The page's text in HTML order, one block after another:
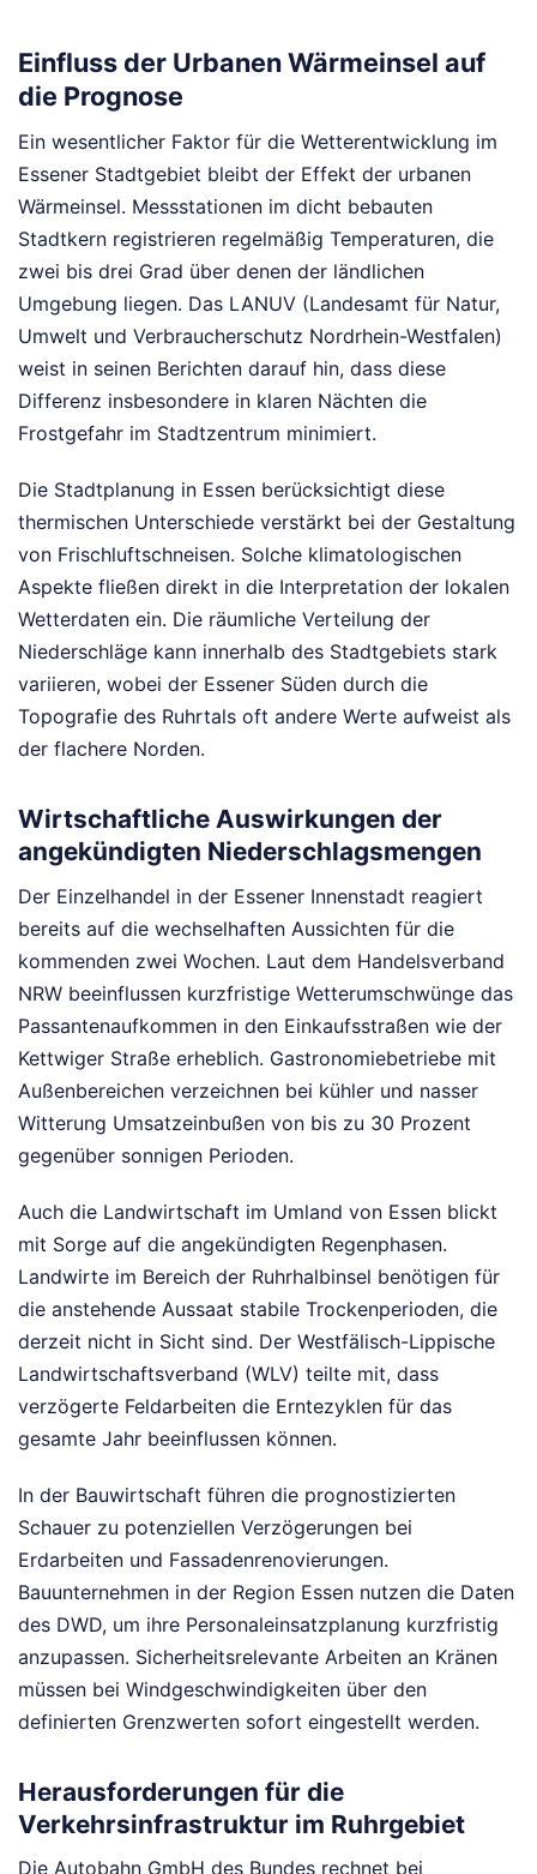
Einfluss der Urbanen Wärmeinsel auf
die Prognose
Ein wesentlicher Faktor für die Wetterentwicklung im
Essener Stadtgebiet bleibt der Effekt der urbanen
Wärmeinsel. Messstationen im dicht bebauten
Stadtkern registrieren regelmäßig Temperaturen, die
zwei bis drei Grad über denen der ländlichen
Umgebung liegen. Das LANUV (Landesamt für Natur,
Umwelt und Verbraucherschutz Nordrhein-Westfalen)
weist in seinen Berichten darauf hin, dass diese
Differenz insbesondere in klaren Nächten die
Frostgefahr im Stadtzentrum minimiert.
Die Stadtplanung in Essen berücksichtigt diese
thermischen Unterschiede verstärkt bei der Gestaltung
von Frischluftschneisen. Solche klimatologischen
Aspekte fließen direkt in die Interpretation der lokalen
Wetterdaten ein. Die räumliche Verteilung der
Niederschläge kann innerhalb des Stadtgebiets stark
variieren, wobei der Essener Süden durch die
Topografie des Ruhrtals oft andere Werte aufweist als
der flachere Norden.
Wirtschaftliche Auswirkungen der
angekündigten Niederschlagsmengen
Der Einzelhandel in der Essener Innenstadt reagiert
bereits auf die wechselhaften Aussichten für die
kommenden zwei Wochen. Laut dem Handelsverband
NRW beeinflussen kurzfristige Wetterumschwünge das
Passantenaufkommen in den Einkaufsstraßen wie der
Kettwiger Straße erheblich. Gastronomiebetriebe mit
Außenbereichen verzeichnen bei kühler und nasser
Witterung Umsatzeinbußen von bis zu 30 Prozent
gegenüber sonnigen Perioden.
Auch die Landwirtschaft im Umland von Essen blickt
mit Sorge auf die angekündigten Regenphasen.
Landwirte im Bereich der Ruhrhalbinsel benötigen für
die anstehende Aussaat stabile Trockenperioden, die
derzeit nicht in Sicht sind. Der Westfälisch-Lippische
Landwirtschaftsverband (WLV) teilte mit, dass
verzögerte Feldarbeiten die Erntezyklen für das
gesamte Jahr beeinflussen können.
In der Bauwirtschaft führen die prognostizierten
Schauer zu potenziellen Verzögerungen bei
Erdarbeiten und Fassadenrenovierungen.
Bauunternehmen in der Region Essen nutzen die Daten
des DWD, um ihre Personaleinsatzplanung kurzfristig
anzupassen. Sicherheitsrelevante Arbeiten an Kränen
müssen bei Windgeschwindigkeiten über den
definierten Grenzwerten sofort eingestellt werden.
Herausforderungen für die
Verkehrsinfrastruktur im Ruhrgebiet
Die Autobahn GmbH des Bundes rechnet bei